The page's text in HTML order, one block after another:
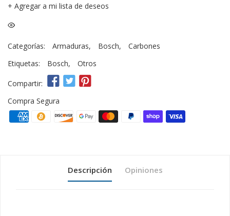
+ Agregar a mi lista de deseos
Categorías: Armaduras, Bosch,
Carbones
Etiquetas:
Bosch, Otros
Compartir:
Compra Segura
Descripción Opiniones